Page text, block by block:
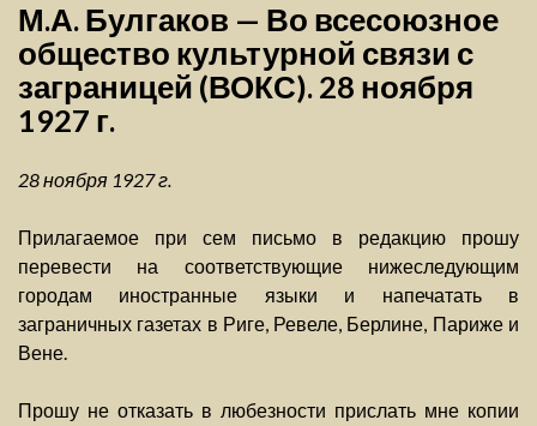
М.А. Булгаков — Во всесоюзное
общество культурной связи с
заграницей (ВОКС). 28 ноября
1927 г.
28 ноября 1927 г.
Прилагаемое при сем письмо в редакцию прошу
перевести на соответствующие нижеследующим
городам иностранные языки и напечатать в
заграничных газетах в Риге, Ревеле, Берлине, Париже и
Вене.
Прошу не отказать в любезности прислать мне копии